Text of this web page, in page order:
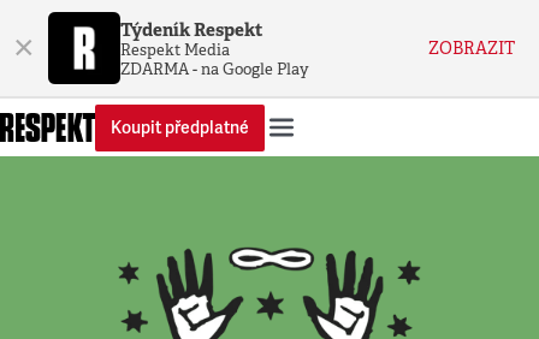
× Týdeník Respekt
Respekt Media
ZDARMA - na Google Play
ZOBRAZIT
Koupit předplatné